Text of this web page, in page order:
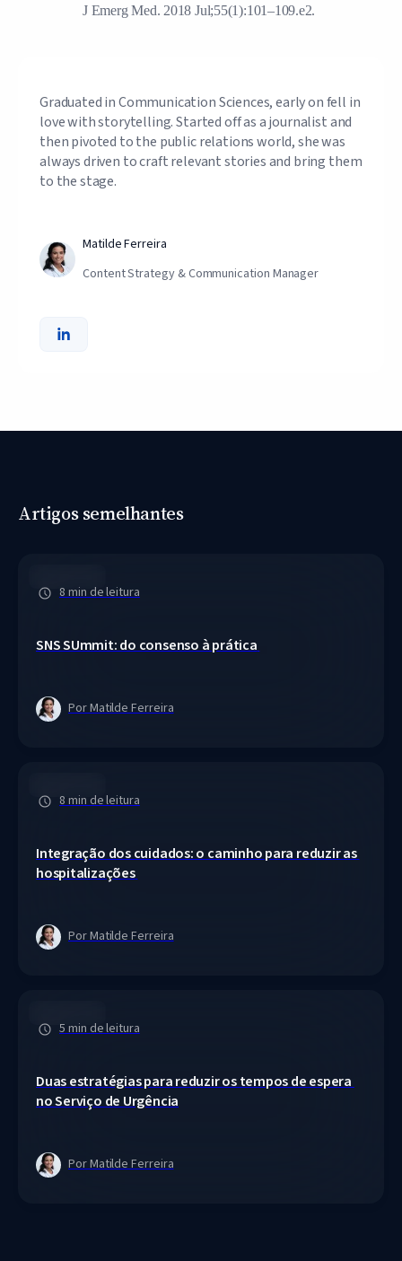
J Emerg Med. 2018 Jul;55(1):101–109.e2.
Matilde Ferreira
Content Strategy & Communication Manager
Graduated in Communication Sciences, early on fell in
love with storytelling. Started off as a journalist and
then pivoted to the public relations world, she was
always driven to craft relevant stories and bring them
to the stage.
Artigos semelhantes
8 min de leitura
Por Matilde Ferreira
8 min de leitura
Integração dos cuidados: o caminho para reduzir as
hospitalizações
Por Matilde Ferreira
5 min de leitura
Duas estratégias para reduzir os tempos de espera
no Serviço de Urgência
Por Matilde Ferreira